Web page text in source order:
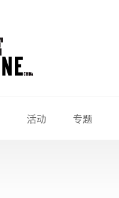
活动 专题